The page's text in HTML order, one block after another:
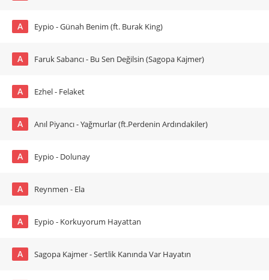
A Eypio - Günah Benim (ft. Burak King)
A Faruk Sabancı - Bu Sen Değilsin (Sagopa Kajmer)
A Ezhel - Felaket
A Anıl Piyancı - Yağmurlar (ft.Perdenin Ardındakiler)
A Eypio - Dolunay
A Reynmen - Ela
A Eypio - Korkuyorum Hayattan
A Sagopa Kajmer - Sertlik Kanında Var Hayatın